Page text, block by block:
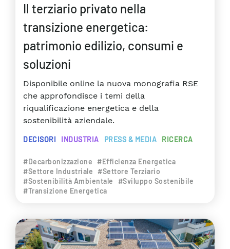
Il terziario privato nella
transizione energetica:
patrimonio edilizio, consumi e
soluzioni
Disponibile online la nuova monografia RSE
che approfondisce i temi della
riqualificazione energetica e della
sostenibilità aziendale.
DECISORI INDUSTRIA PRESS & MEDIA RICERCA
#Decarbonizzazione
#Efficienza Energetica
#Settore Industriale
#Settore Terziario
#Sostenibilità Ambientale
#Sviluppo Sostenibile
#Transizione Energetica